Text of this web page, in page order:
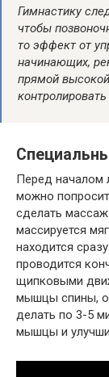
Гимнастику
чтобы
то эффект от
начинающих,
прямой
Перед началом
можно
сделать
массируется
находится
проводится
щипковыми
мышцы спины,
делать по 3-5
мышцы и